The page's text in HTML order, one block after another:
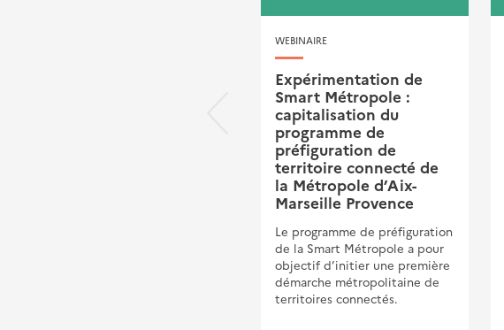
WEBINAIRE
Expérimentation de
Smart Métropole :
capitalisation du
programme de
préfiguration de
territoire connecté de
la Métropole d’Aix-
Marseille Provence
Le programme de préfiguration
de la Smart Métropole a pour
objectif d’initier une première
démarche métropolitaine de
territoires connectés.